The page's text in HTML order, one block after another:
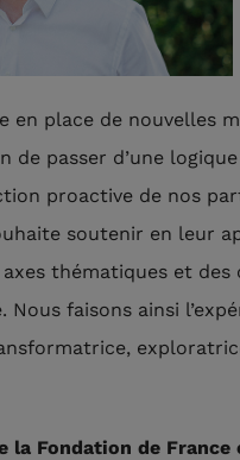
en place de nouvelles
de passer d’une
proactive de nos
soutenir en leur
thématiques et
faisons ainsi
la Fondation de